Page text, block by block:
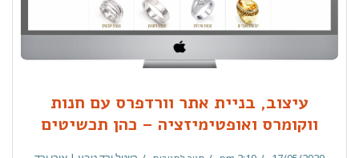
עיצוב, בניית אתר וורדפרס עם חנות
ווקומרס ואופטימיזציה – כהן תכשיטים